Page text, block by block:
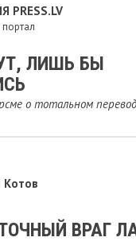
PRESS.LV
ЛИШЬ БЫ
о тотальном
ВРАГ